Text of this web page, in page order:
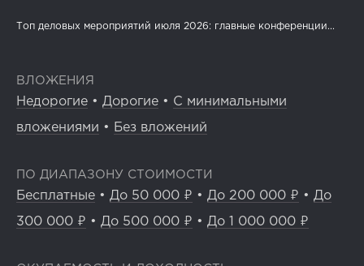
Топ деловых мероприятий июля 2026: главные конференции...
ВЛОЖЕНИЯ
Недорогие • Дорогие • С минимальными
вложениями • Без вложений
ПО ДИАПАЗОНУ СТОИМОСТИ
Бесплатные • До 50 000 ₽ • До 200 000 ₽ • До
300 000 ₽ • До 500 000 ₽ • До 1 000 000 ₽